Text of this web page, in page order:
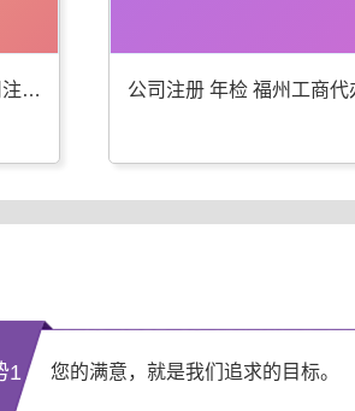
专业工商年检代办 福州公司注册服务优
1 您的满意，就是我们追求的目标。